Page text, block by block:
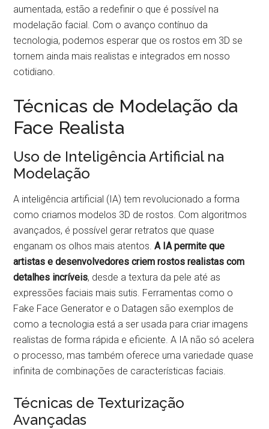
aumentada, estão a redefinir o que é possível na
modelação facial. Com o avanço contínuo da
tecnologia, podemos esperar que os rostos em 3D se
tornem ainda mais realistas e integrados em nosso
cotidiano.
Técnicas de Modelação da
Face Realista
Uso de Inteligência Artificial na
Modelação
A inteligência artificial (IA) tem revolucionado a forma
como criamos modelos 3D de rostos. Com algoritmos
avançados, é possível gerar retratos que quase
enganam os olhos mais atentos.A IA permite que
artistas e desenvolvedores criem rostos realistas com
detalhes incríveis, desde a textura da pele até as
expressões faciais mais sutis. Ferramentas como o
Fake Face Generator e o Datagen são exemplos de
como a tecnologia está a ser usada para criar imagens
realistas de forma rápida e eficiente. A IA não só acelera
o processo, mas também oferece uma variedade quase
infinita de combinações de características faciais.
Técnicas de Texturização
Avançadas